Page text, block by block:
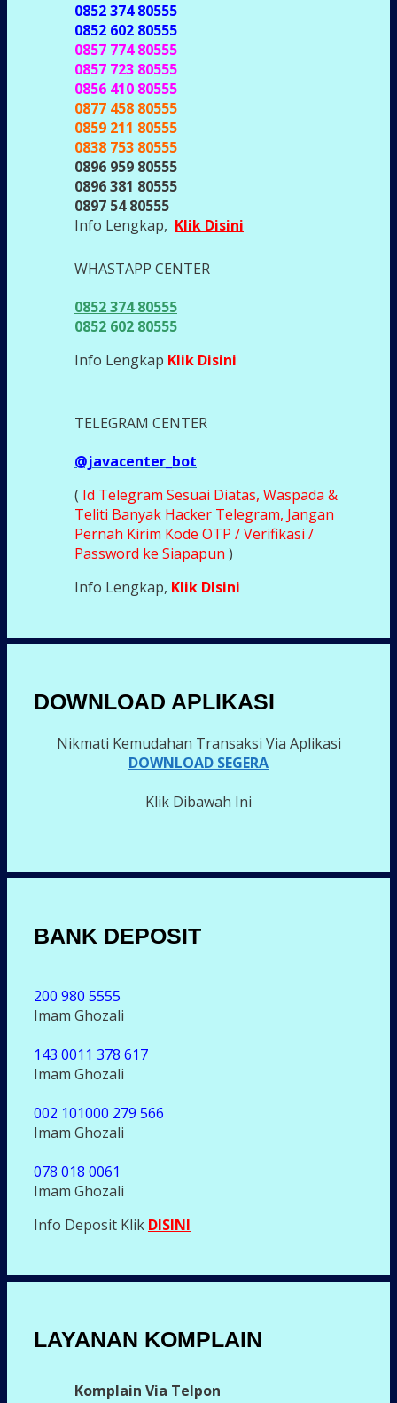
0852 374 80555
0852 602 80555
0857 774 80555
0857 723 80555
0856 410 80555
0877 458 80555
0859 211 80555
0838 753 80555
0896 959 80555
0896 381 80555
0897 54 80555
Info Lengkap, Klik Disini
WHASTAPP CENTER
0852 374 80555
0852 602 80555
Info Lengkap Klik Disini
TELEGRAM CENTER
@javacenter_bot
( Id Telegram Sesuai Diatas, Waspada &
Teliti Banyak Hacker Telegram, Jangan
Pernah Kirim Kode OTP / Verifikasi /
Password ke Siapapun )
Info Lengkap, Klik DIsini
DOWNLOAD APLIKASI
Nikmati Kemudahan Transaksi Via Aplikasi
DOWNLOAD SEGERA
Klik Dibawah Ini
BANK DEPOSIT
200 980 5555
Imam Ghozali
143 0011 378 617
Imam Ghozali
002 101000 279 566
Imam Ghozali
078 018 0061
Imam Ghozali
Info Deposit Klik DISINI
LAYANAN KOMPLAIN
Komplain Via Telpon